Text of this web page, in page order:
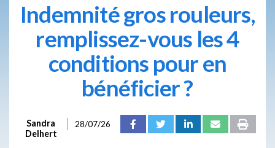
Indemnité gros rouleurs,
remplissez-vous les 4
conditions pour en
bénéficier ?
Sandra
Delhert
28/07/26